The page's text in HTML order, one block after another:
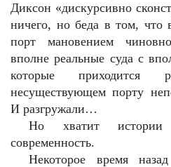
Диксон «дискурсивно
ничего, но беда в том, что
порт мановением
вполне реальные суда с
которые приходится
несуществующем порту
И разгружали…
Но хватит
современность.
Некоторое время